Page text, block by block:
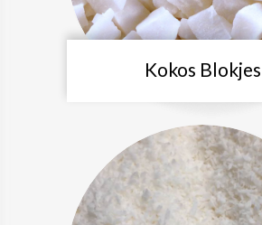
Kokos Blokjes